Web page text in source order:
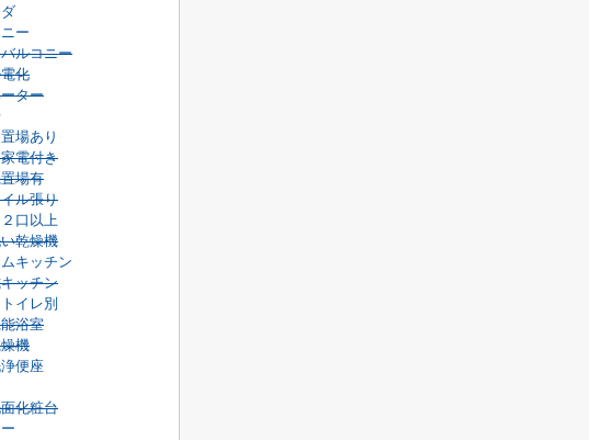
ー
ルコニー
化
ター
場あり
電付き
場有
ル張り
口以上
乾燥機
キッチン
ッチン
イレ別
浴室
機
便座
化粧台